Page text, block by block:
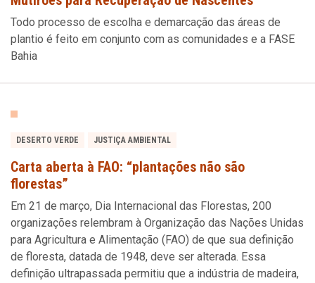
Todo processo de escolha e demarcação das áreas de
plantio é feito em conjunto com as comunidades e a FASE
Bahia
DESERTO VERDE JUSTIÇA AMBIENTAL
Carta aberta à FAO: “plantações não são
florestas”
Em 21 de março, Dia Internacional das Florestas, 200
organizações relembram à Organização das Nações Unidas
para Agricultura e Alimentação (FAO) de que sua definição
de floresta, datada de 1948, deve ser alterada. Essa
definição ultrapassada permitiu que a indústria de madeira,